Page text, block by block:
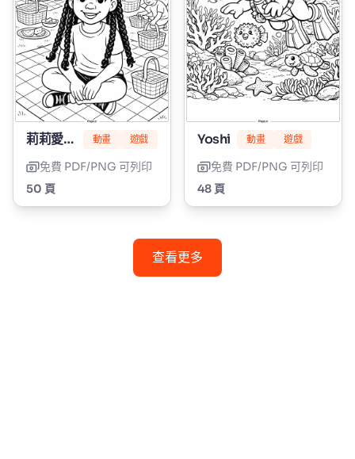
莉莉愛編髮 動畫 遊戲
免費 PDF/PNG 可列印
50 頁
Yoshi 動畫 遊戲
免費 PDF/PNG 可列印
48 頁
查看更多